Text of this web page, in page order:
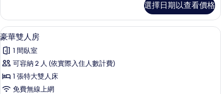
所
有
相
片
雙
人
房
詳
情
選擇日期以查看價格
顯
示
豪
華
雙
10
豪華雙人房
1 間臥室
可容納 2 人 (依實際入住人數計費)
1 張特大雙人床
免費無線上網